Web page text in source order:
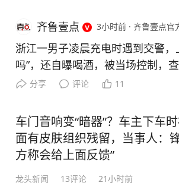
齐鲁壹点 3小时前 · 齐鲁壹点官
浙江一男子凌晨充电时遇到交警
吗”，还自曝喝酒，被当场控制，
管部门查获一起饮酒后驾车“送上
交警在加油站处理事故时，正在
警在场，因好奇心驱使，下车走上
警发问：“你们查酒驾吗？” 这句
警的高度警觉。交警回应：“在处
问询，舒某毫无防备地说：“我喝
分享 评论 11
车门音响变“暗器”？车主下车
面有皮肤组织残留，当事人：
方称会给上面反馈”
龙头新闻 13评论 21小时前